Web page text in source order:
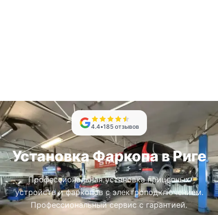
4.4•185 отзывов
Установка Фаркопа в Риге
Профессиональная установка прицепных
устройств и фаркопов с электроподключением.
Профессиональный сервис с гарантией.